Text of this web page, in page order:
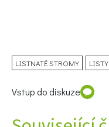
LISTNATÉ STROMY LISTY
Vstup do diskuze